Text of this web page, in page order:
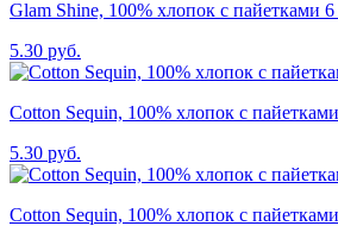
Glam Shine, 100% хлопок с пайетками
5.30 руб.
Cotton Sequin, 100% хлопок с
5.30 руб.
Cotton Sequin, 100% хлопок с